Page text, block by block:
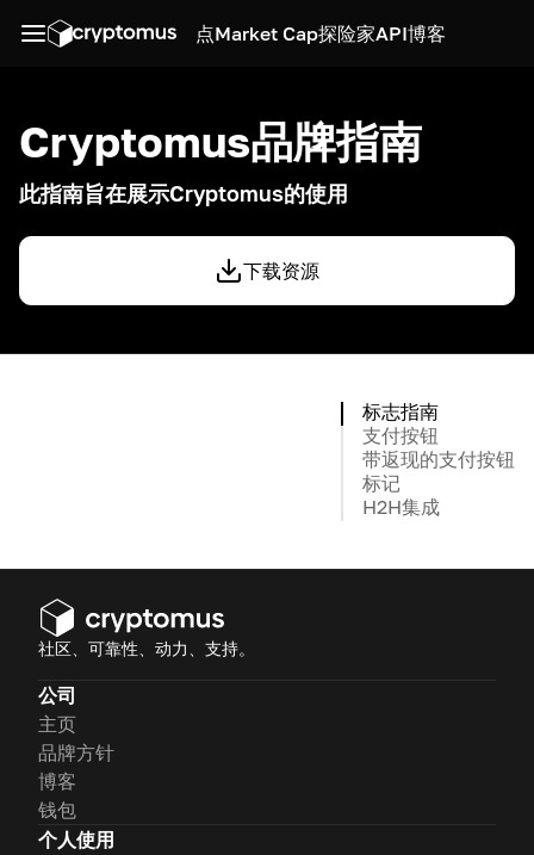
点Market Cap探险家API博客
Cryptomus品牌指南
此指南旨在展示Cryptomus的使用
下载资源
标志指南
支付按钮
带返现的支付按钮
标记
H2H集成
社区、可靠性、动力、支持。
公司
主页
品牌方针
博客
钱包
个人使用